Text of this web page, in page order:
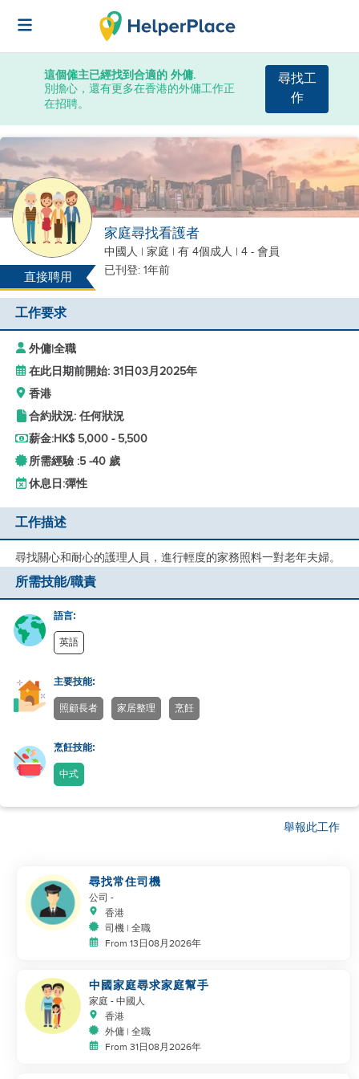
這個僱主已經找到合適的 外傭.
別擔心，還有更多在香港的外傭工作正
在招聘。
尋找工
作
直接聘用
家庭尋找看護者
中國人 | 家庭 | 有 4個成人 | 4 - 會員
已刊登: 1年前
工作要求
外傭|全職
在此日期前開始: 31日03月2025年
香港
合約狀況: 任何狀況
薪金:HK$ 5,000 - 5,500
所需經驗 :5 -40 歲
休息日:彈性
工作描述
尋找關心和耐心的護理人員，進行輕度的家務照料一對老年夫婦。
所需技能/職責
語言:
英語
主要技能:
照顧長者 家居整理 烹飪
烹飪技能:
中式
舉報此工作
尋找常住司機
公司 -
香港
司機 | 全職
From 13日08月2026年
中國家庭尋求家庭幫手
家庭 - 中國人
香港
外傭 | 全職
From 31日08月2026年